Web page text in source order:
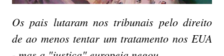
Os pais lutaram nos tribunais pelo direito
de ao menos tentar um tratamento nos EUA